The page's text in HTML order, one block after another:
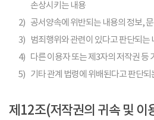
손상시키는 내용
2) 공서양속에 위반되는 내용의 정보,
3)
범죄행위와 관련이 있다고 판단되는
4) 다른 이용자 또는 제3자의 저작권 등
5) 기타 관계 법령에 위배된다고 판단되
제12조(저작권의 귀속 및 이